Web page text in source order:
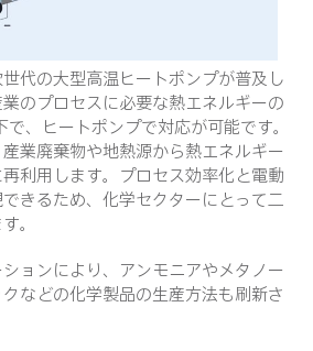
代の大型高温ヒートポンプが普及し
のプロセスに必要な熱エネルギーの
、ヒートポンプで対応が可能です。
業廃棄物や地熱源から熱エネルギー
利用します。プロセス効率化と電動
きるため、化学セクターにとって二
。
ョンにより、アンモニアやメタノー
などの化学製品の生産方法も刷新さ